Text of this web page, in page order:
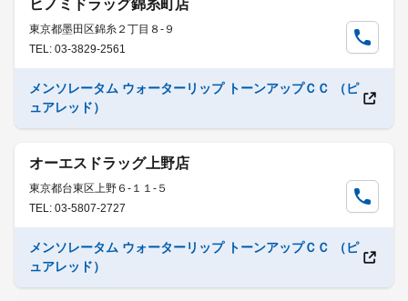
ヒノミドラッグ錦糸町店
東京都墨田区錦糸２丁目８-９
TEL: 03-3829-2561
メンソレータム ウォーターリップ トーンアップＣＣ （ピ
ュアレッド）
オーエスドラッグ上野店
東京都台東区上野６-１１-５
TEL: 03-5807-2727
メンソレータム ウォーターリップ トーンアップＣＣ （ピ
ュアレッド）